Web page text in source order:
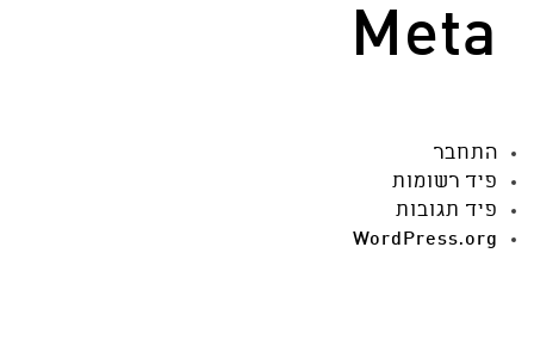
Meta
התחבר
פיד רשומות
פיד תגובות
WordPress.org